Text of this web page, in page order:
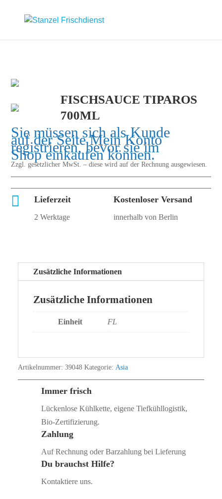
FISCHSAUCE TIPAROS
700ML
Sie müssen sich als Kunde
auf der SeiteMein Konto
registrieren, bevor sie im
Shop einkaufen können.
Zzgl. gesetzlicher MwSt. – diese wird auf der Rechnung ausgewiesen.
 Lieferzeit
2 Werktage
Kostenloser Versand
innerhalb von Berlin
Zusätzliche Informationen
Zusätzliche Informationen
Einheit FL
Artikelnummer: 39048 Kategorie: Asia
Immer frisch
Lückenlose Kühlkette, eigene Tiefkühllogistik,
Bio‑Zertifizierung.
Zahlung
Auf Rechnung oder Barzahlung bei Lieferung
Du brauchst Hilfe?
Kontaktiere uns.